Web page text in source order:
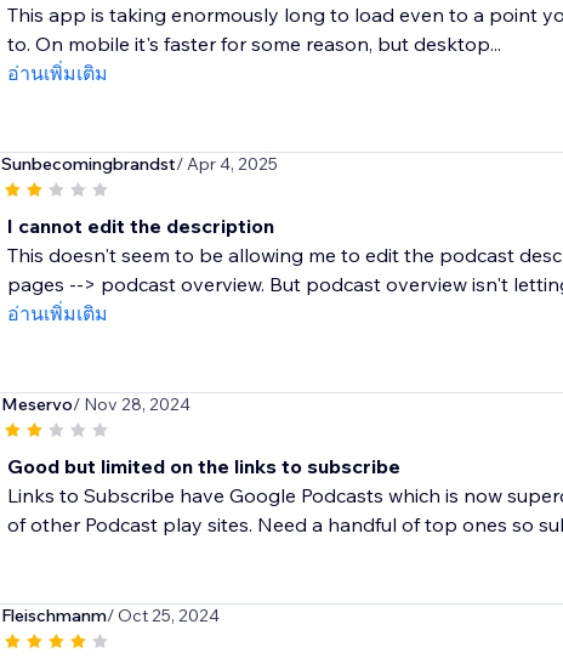
This app is taking enormously long to load even to a point
to. On mobile it's faster for some reason, but desktop...
อ่านเพิ่มเติม
Sunbecomingbrandst/ Apr 4, 2025
I cannot edit the description
This doesn't seem to be allowing me to edit the podcast
pages --> podcast overview. But podcast overview isn't
อ่านเพิ่มเติม
Meservo/ Nov 28, 2024
Good but limited on the links to subscribe
Links to Subscribe have Google Podcasts which is now
of other Podcast play sites. Need a handful of top ones so
Fleischmanm/ Oct 25, 2024